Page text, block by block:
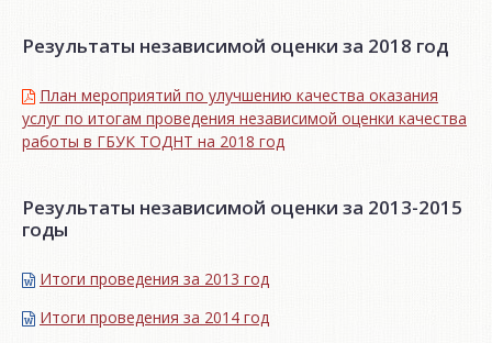
Результаты независимой оценки за 2018 год
План мероприятий по улучшению качества оказания
услуг по итогам проведения независимой оценки качества
работы в ГБУК ТОДНТ на 2018 год
Результаты независимой оценки за 2013-2015
годы
Итоги проведения за 2013 год
Итоги проведения за 2014 год